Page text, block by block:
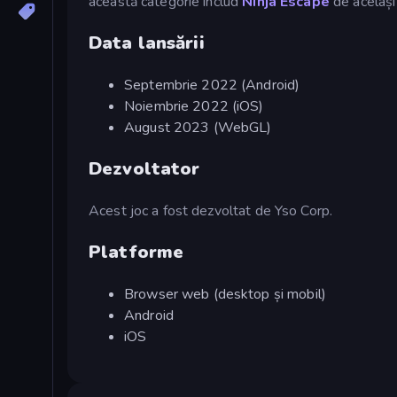
Data lansării
Septembrie 2022 (Android)
Noiembrie 2022 (iOS)
August 2023 (WebGL)
Dezvoltator
Acest joc a fost dezvoltat de Yso Corp.
Platforme
Browser web (desktop și mobil)
Android
iOS